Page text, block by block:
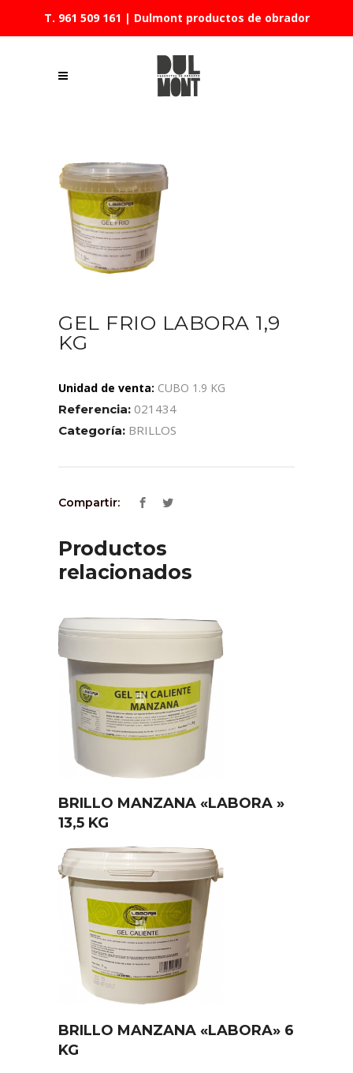
T. 961 509 161 | Dulmont productos de obrador
GEL FRIO LABORA 1,9
KG
Unidad de venta: CUBO 1.9 KG
Referencia: 021434
Categoría: BRILLOS
Compartir:
Productos
relacionados
BRILLO MANZANA «LABORA »
13,5 KG
BRILLO MANZANA «LABORA» 6
KG